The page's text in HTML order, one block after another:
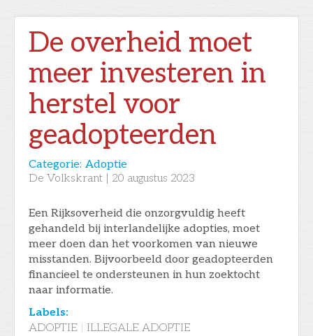
De overheid moet
meer investeren in
herstel voor
geadopteerden
Categorie: Adoptie
De Volkskrant
20 augustus 2023
Een Rijksoverheid die onzorgvuldig heeft
gehandeld bij interlandelijke adopties, moet
meer doen dan het voorkomen van nieuwe
misstanden. Bijvoorbeeld door geadopteerden
financieel te ondersteunen in hun zoektocht
naar informatie.
Labels:
ADOPTIE
ILLEGALE ADOPTIE